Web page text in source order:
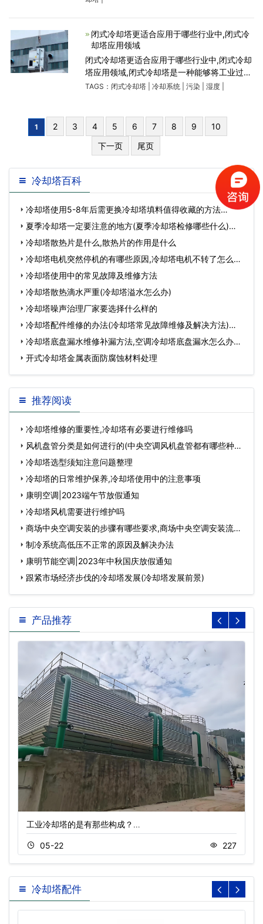
闭式冷却塔更适合应用于哪些行业中,闭式冷
却塔应用领域
闭式冷却塔更适合应用于哪些行业中,闭式冷却
塔应用领域,闭式冷却塔是一种能够将工业过程
中产生的热量转移至环境中的设备。相比于传
TAGS： 闭式冷却塔| 冷却系统| 污染| 湿度|
1 2 3 4 5 6 7 8 9
10
下一页
尾页
冷却塔百科
冷却塔使用5-8年后需更换冷却塔填料值得收藏的方法…
夏季冷却塔一定要注意的地方(夏季冷却塔检修哪些什么)…
冷却塔散热片是什么,散热片的作用是什么
冷却塔电机突然停机的有哪些原因,冷却塔电机不转了怎么
办…冷却塔使用中的常见故障及维修方法
冷却塔散热滴水严重(冷却塔溢水怎么办)
冷却塔噪声治理厂家要选择什么样的
冷却塔配件维修的办法(冷却塔常见故障维修及解决方法)…
冷却塔底盘漏水维修补漏方法,空调冷却塔底盘漏水怎么办…
开式冷却塔金属表面防腐蚀材料处理
推荐阅读
冷却塔维修的重要性,冷却塔有必要进行维修吗
风机盘管分类是如何进行的(中央空调风机盘管都有哪些种类)
… 冷却塔选型须知注意问题整理
冷却塔的日常维护保养,冷却塔使用中的注意事项
康明空调|2023端午节放假通知
冷却塔风机需要进行维护吗
商场中央空调安装的步骤有哪些要求,商场中央空调安装流
程…制冷系统高低压不正常的原因及解决办法
康明节能空调|2023年中秋国庆放假通知
跟紧市场经济步伐的冷却塔发展(冷却塔发展前景)
产品推荐
工业冷却塔的是有那些构成？…
05-22 227
冷却塔配件